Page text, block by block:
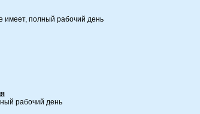
имеет, полный рабочий день
рабочий день